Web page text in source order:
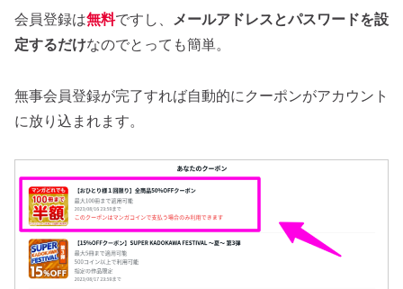
会員登録は無料ですし、
メールアドレスとパスワードを設
定するだけなのでとっても簡単。
無事会員登録が完了すれば自動的にクーポンがアカウント
に放り込まれます。